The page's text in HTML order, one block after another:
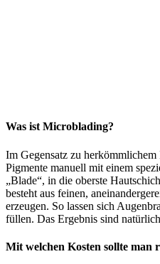
Was ist Microblading?
Im Gegensatz zu
Pigmente manuell mit einem
„Blade“, in die oberste
besteht aus feinen,
erzeugen. So lassen sich
füllen. Das Ergebnis sind
Mit welchen Kosten sollte man